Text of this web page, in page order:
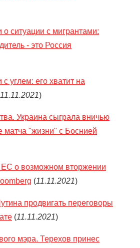
ситуации с мигрантами:
- это Россия
углем: его хватит на
11.11.2021)
Украина сыграла вничью
матча "жизни" с Боснией
о возможном вторжении
(11.11.2021)
продвигать переговоры
(11.11.2021)
мэра. Терехов принес